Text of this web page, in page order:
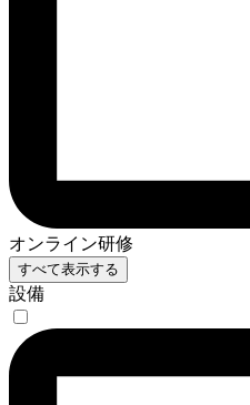
オンライン研修
すべて表示する
設備